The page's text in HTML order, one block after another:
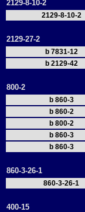
2129-8-10-2
2129-8-10-2
2129-27-2
b 7831-12
b 2129-42
800-2
b 860-3
b 860-2
b 800-2
b 860-3
b 860-3
860-3-26-1
860-3-26-1
400-15